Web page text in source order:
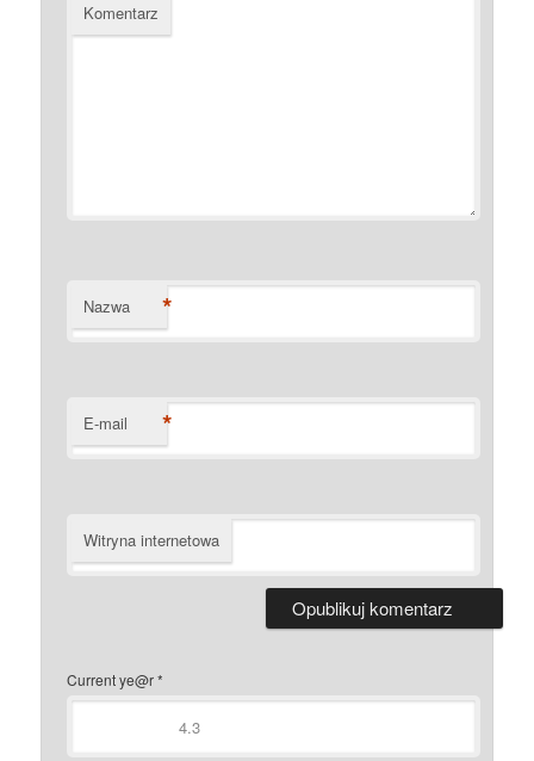
Komentarz
Nazwa *
E-mail *
Witryna internetowa
Current ye@r*